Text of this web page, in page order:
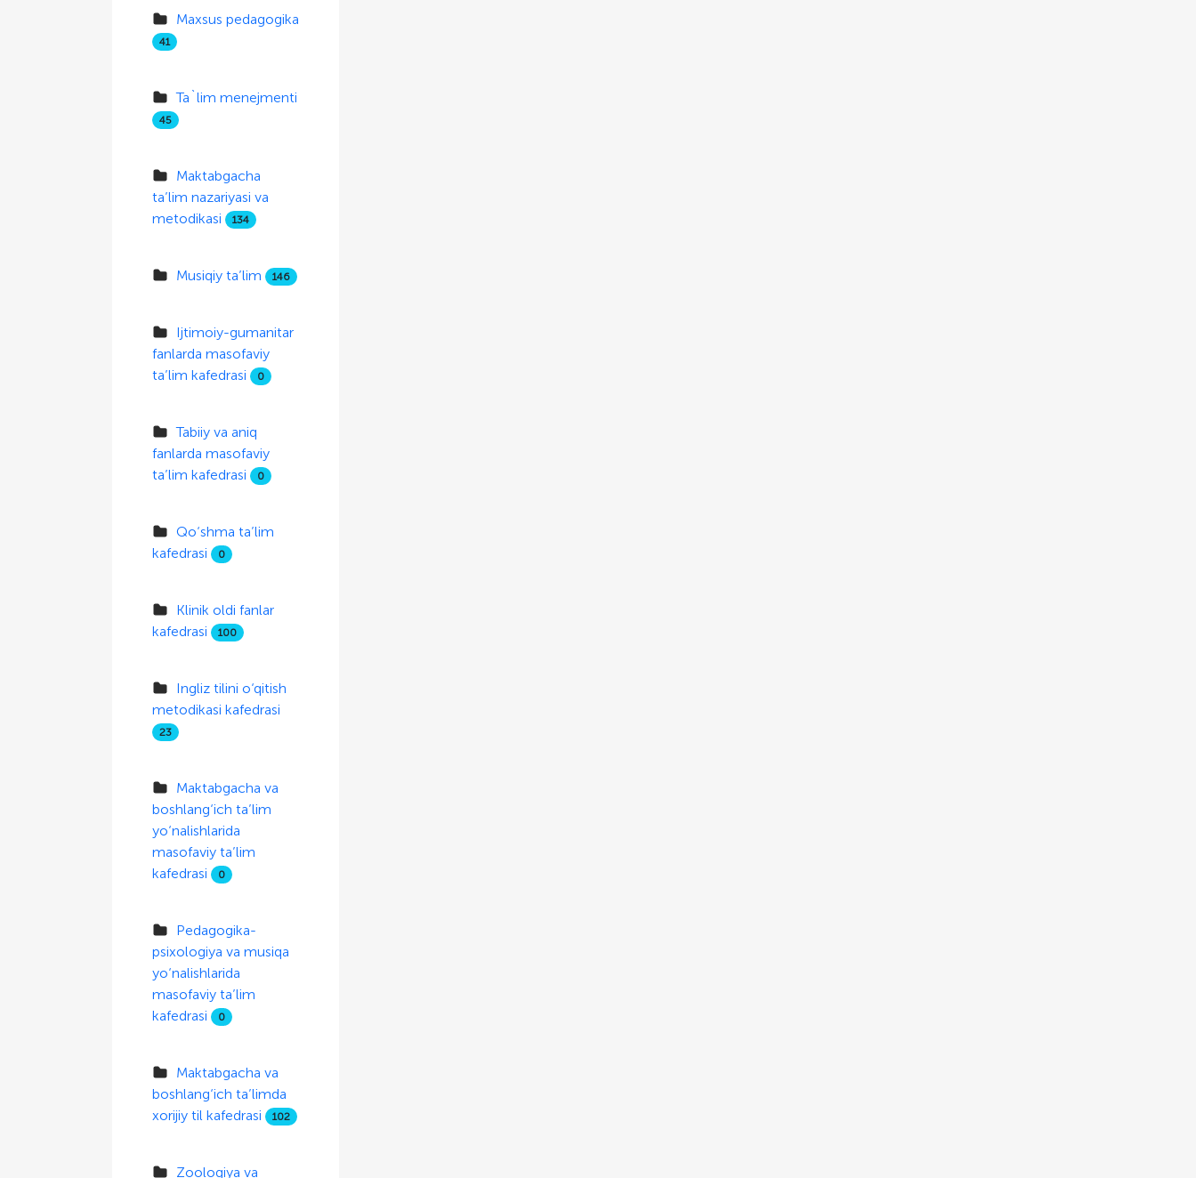
Maxsus pedagogika
41
Ta`lim menejmenti
45
Maktabgacha
ta’lim nazariyasi va
metodikasi
134
Musiqiy ta’lim 146
Ijtimoiy-gumanitar
fanlarda masofaviy
ta’lim kafedrasi
0
Tabiiy va aniq
fanlarda masofaviy
ta’lim kafedrasi
0
Qo‘shma ta’lim
kafedrasi
0
Klinik oldi fanlar
kafedrasi
100
Ingliz tilini o‘qitish
metodikasi kafedrasi
23
Maktabgacha va
boshlang‘ich ta’lim
yo‘nalishlarida
masofaviy ta’lim
kafedrasi
0
Pedagogika-
psixologiya va musiqa
yo‘nalishlarida
masofaviy ta’lim
kafedrasi
0
Maktabgacha va
boshlang‘ich ta’limda
xorijiy til kafedrasi
102
Zoologiya va